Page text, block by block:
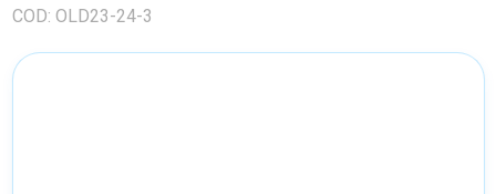
COD: OLD23-24-3